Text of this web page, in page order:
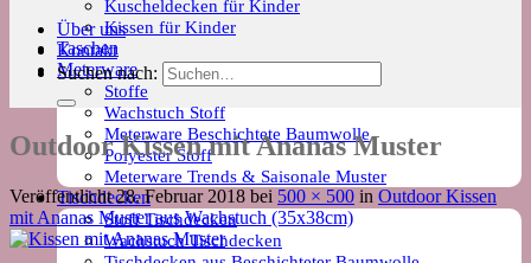
Kuscheldecken für Kinder
Kissen für Kinder
Taschen
Meterware
Stoffe
Wachstuch Stoff
Meterware Beschichtete Baumwolle
Polyester Stoff
Meterware Trends & Saisonale Muster
Tischdecken
Stoff Tischdecken
Wachstuch Tischdecken
Über uns
Kontakt
Suchen nach:
Outdoor Kissen mit Ananas Muster
Veröffentlicht28. Februar 2018 bei 500 × 500 in Outdoor Kissen
mit Ananas Muster aus Wachstuch (35x38cm)